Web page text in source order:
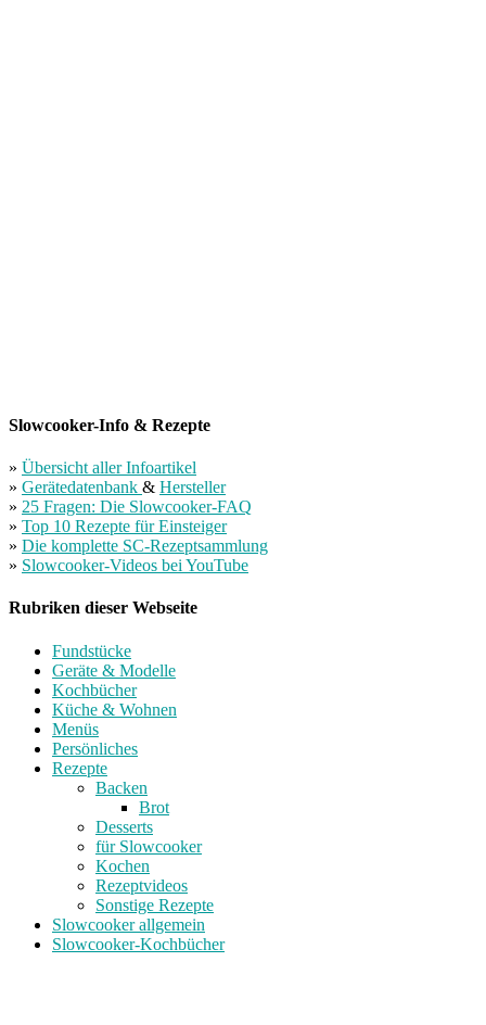
Slowcooker-Info & Rezepte
» Übersicht aller Infoartikel
» Gerätedatenbank & Hersteller
» 25 Fragen: Die Slowcooker-FAQ
» Top 10 Rezepte für Einsteiger
» Die komplette SC-Rezeptsammlung
» Slowcooker-Videos bei YouTube
Rubriken dieser Webseite
Fundstücke
Geräte & Modelle
Kochbücher
Küche & Wohnen
Menüs
Persönliches
Rezepte
Backen
Brot
Desserts
für Slowcooker
Kochen
Rezeptvideos
Sonstige Rezepte
Slowcooker allgemein
Slowcooker-Kochbücher